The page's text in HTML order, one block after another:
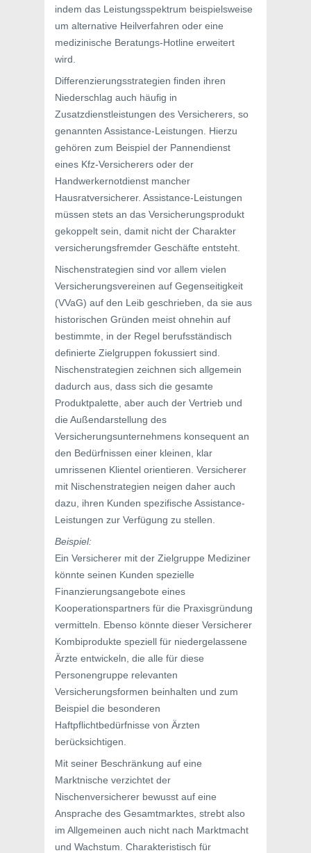
indem das Leistungsspektrum beispielsweise
um alternative Heilverfahren oder eine
medizinische Beratungs-Hotline erweitert
wird.
Differenzierungsstrategien finden ihren
Niederschlag auch häufig in
Zusatzdienstleistungen des Versicherers, so
genannten Assistance-Leistungen. Hierzu
gehören zum Beispiel der Pannendienst
eines Kfz-Versicherers oder der
Handwerkernotdienst mancher
Hausratversicherer. Assistance-Leistungen
müssen stets an das Versicherungsprodukt
gekoppelt sein, damit nicht der Charakter
versicherungsfremder Geschäfte entsteht.
Nischenstrategien sind vor allem vielen
Versicherungsvereinen auf Gegenseitigkeit
(VVaG) auf den Leib geschrieben, da sie aus
historischen Gründen meist ohnehin auf
bestimmte, in der Regel berufsständisch
definierte Zielgruppen fokussiert sind.
Nischenstrategien zeichnen sich allgemein
dadurch aus, dass sich die gesamte
Produktpalette, aber auch der Vertrieb und
die Außendarstellung des
Versicherungsunternehmens konsequent an
den Bedürfnissen einer kleinen, klar
umrissenen Klientel orientieren. Versicherer
mit Nischenstrategien neigen daher auch
dazu, ihren Kunden spezifische Assistance-
Leistungen zur Verfügung zu stellen.
Beispiel:
Ein Versicherer mit der Zielgruppe Mediziner
könnte seinen Kunden spezielle
Finanzierungsangebote eines
Kooperationspartners für die Praxisgründung
vermitteln. Ebenso könnte dieser Versicherer
Kombiprodukte speziell für niedergelassene
Ärzte entwickeln, die alle für diese
Personengruppe relevanten
Versicherungsformen beinhalten und zum
Beispiel die besonderen
Haftpflichtbedürfnisse von Ärzten
berücksichtigen.
Mit seiner Beschränkung auf eine
Marktnische verzichtet der
Nischenversicherer bewusst auf eine
Ansprache des Gesamtmarktes, strebt also
im Allgemeinen auch nicht nach Marktmacht
und Wachstum. Charakteristisch für